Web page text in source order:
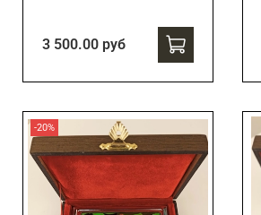
3 500.00 руб
-20%